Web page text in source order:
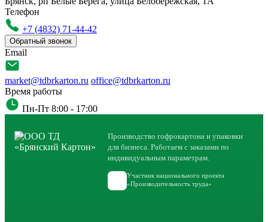
Телефон
+7 (4832) 71-44-42
Обратный звонок
Email
market@tdbrkarton.ru office@tdbrkarton.ru
Время работы
Пн-Пт 8:00 - 17:00
Производство гофрокартона и упаковки
для бизнеса. Работаем с заказами по
индивидуальным параметрам.
Участник национального проекта
«Производительность труда»